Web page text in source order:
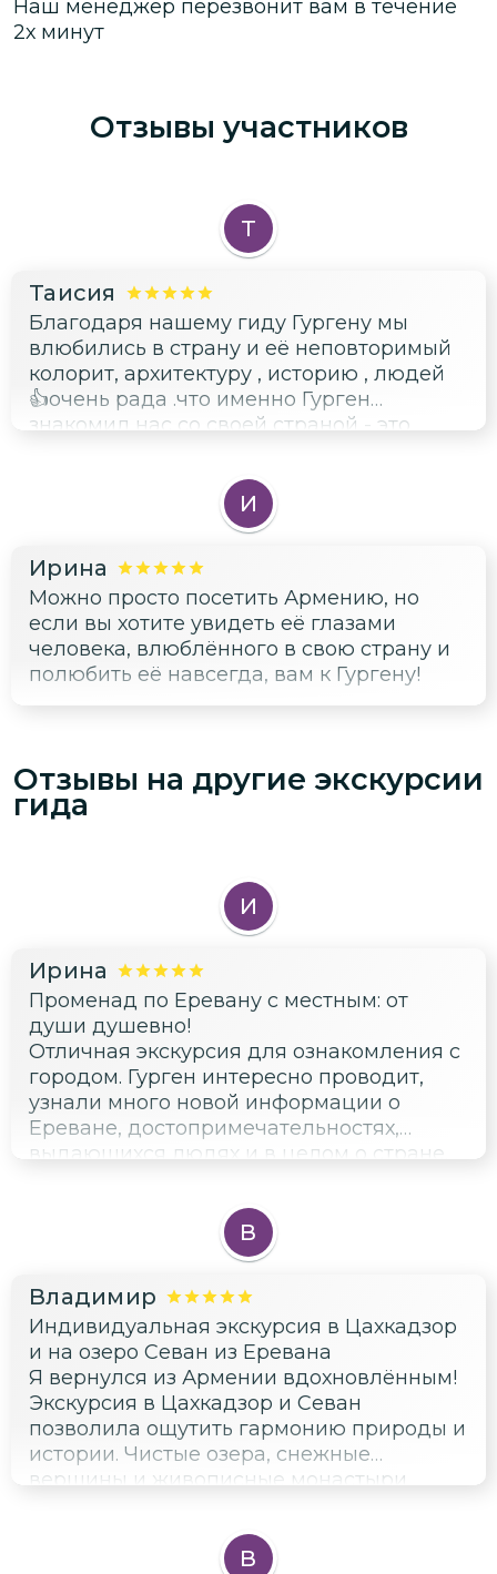
Наш менеджер перезвонит вам в течение
2х минут
Отзывы участников
Т
Таисия
Благодаря нашему гиду Гургену мы
влюбились в страну и её неповторимый
колорит, архитектуру , историю , людей
👍очень рада .что именно Гурген
знакомил нас со своей страной - это
непростой истории, неравнодушный и
искренний человек !!!! Он показал нам не
только классические маршруты , но и
ресторанчики , был абсолютно открыт и
искренен) у нас есть список
неохваченных мест и маршрутов ,
которые невозможно было посетить в
столь короткий срок , а так же мечта
И
Ирина
Можно просто посетить Армению, но
если вы хотите увидеть её глазами
человека, влюблённого в свою страну и
полюбить её навсегда, вам к Гургену!
Отзывы на другие экскурсии
гида
И
Ирина
Променад по Еревану с местным: от
души душевно!
Отличная экскурсия для ознакомления с
городом. Гурген интересно проводит,
узнали много новой информации о
Ереване, достопримечательностях,
выдающихся людях и в целом о стране.
В
Владимир
Индивидуальная экскурсия в Цахкадзор
и на озеро Севан из Еревана
Я вернулся из Армении вдохновлённым!
Экскурсия в Цахкадзор и Севан
позволила ощутить гармонию природы и
истории. Чистые озера, снежные
вершины и живописные монастыри
Спасибо за эту замечательную
возможность и за скидку на экскурсию!
В